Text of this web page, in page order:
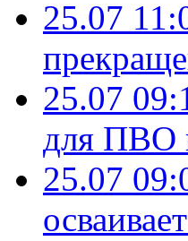
25.07
25.07
для ПВО
25.07